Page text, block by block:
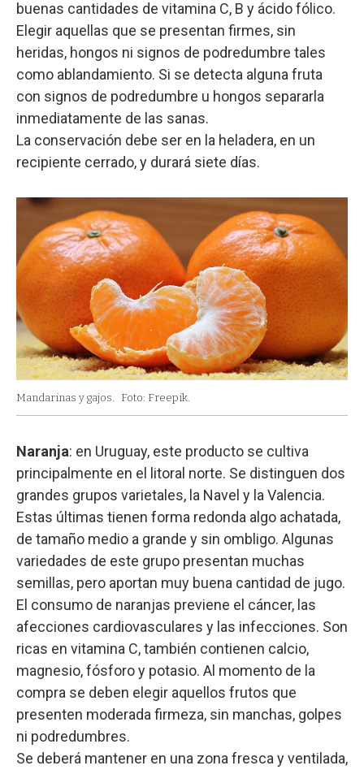
buenas cantidades de vitamina C, B y ácido fólico.
Elegir aquellas que se presentan firmes, sin
heridas, hongos ni signos de podredumbre tales
como ablandamiento. Si se detecta alguna fruta
con signos de podredumbre u hongos separarla
inmediatamente de las sanas.
La conservación debe ser en la heladera, en un
recipiente cerrado, y durará siete días.
Mandarinas y gajos. Foto: Freepik.
Naranja: en Uruguay, este producto se cultiva
principalmente en el litoral norte. Se distinguen dos
grandes grupos varietales, la Navel y la Valencia.
Estas últimas tienen forma redonda algo achatada,
de tamaño medio a grande y sin ombligo. Algunas
variedades de este grupo presentan muchas
semillas, pero aportan muy buena cantidad de jugo.
El consumo de naranjas previene el cáncer, las
afecciones cardiovasculares y las infecciones. Son
ricas en vitamina C, también contienen calcio,
magnesio, fósforo y potasio. Al momento de la
compra se deben elegir aquellos frutos que
presenten moderada firmeza, sin manchas, golpes
ni podredumbres.
Se deberá mantener en una zona fresca y ventilada,